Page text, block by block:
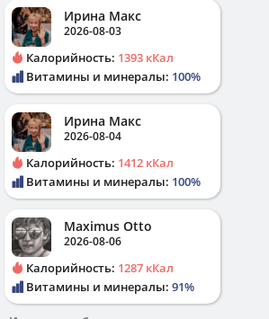
Ирина Макс
2026-08-03
Калорийность: 1393 кКал
Витамины и минералы: 100%
Ирина Макс
2026-08-04
Калорийность: 1412 кКал
Витамины и минералы: 100%
Maximus Otto
2026-08-06
Калорийность: 1287 кКал
Витамины и минералы: 91%